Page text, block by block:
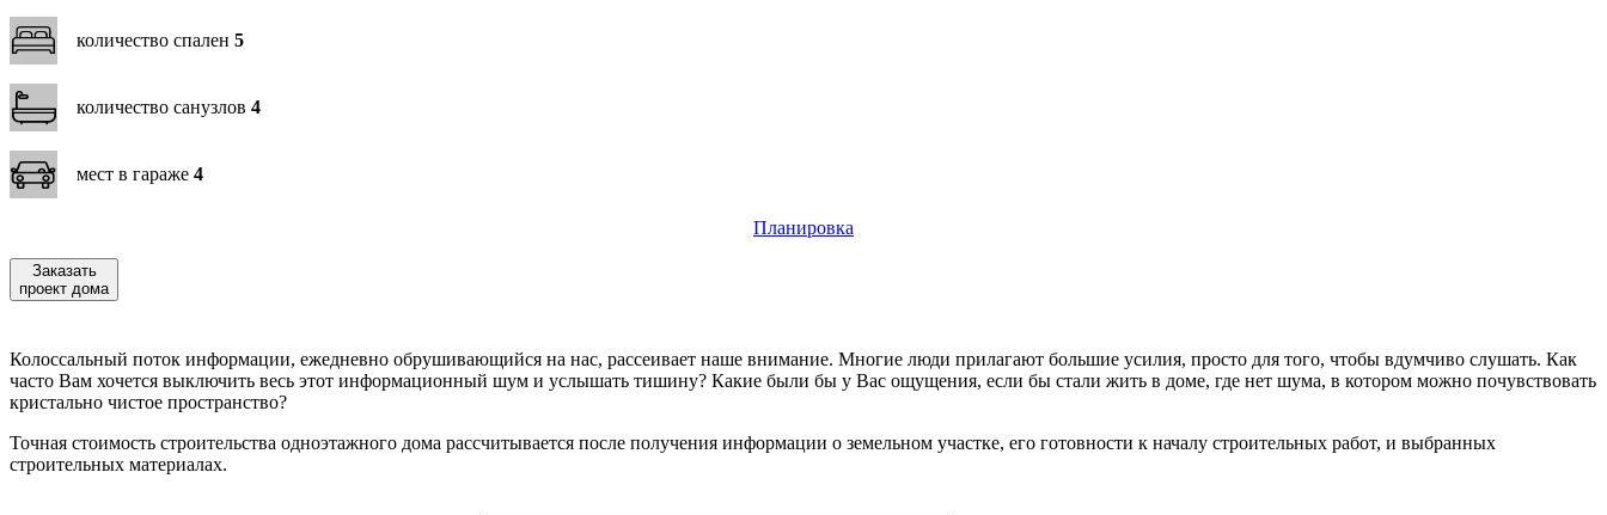
количество спален 5
количество санузлов 4
мест в гараже 4
Планировка
Заказать
проект дома
Колоссальный поток информации, ежедневно обрушивающийся на нас, рассеивает наше внимание. Многие люди прилагают большие усилия, просто для того, чтобы вдумчиво слушать. Как
часто Вам хочется выключить весь этот информационный шум и услышать тишину? Какие были бы у Вас ощущения, если бы стали жить в доме, где нет шума, в котором можно почувствовать
кристально чистое пространство?
Точная стоимость строительства одноэтажного дома рассчитывается после получения информации о земельном участке, его готовности к началу строительных работ, и выбранных
строительных материалах.